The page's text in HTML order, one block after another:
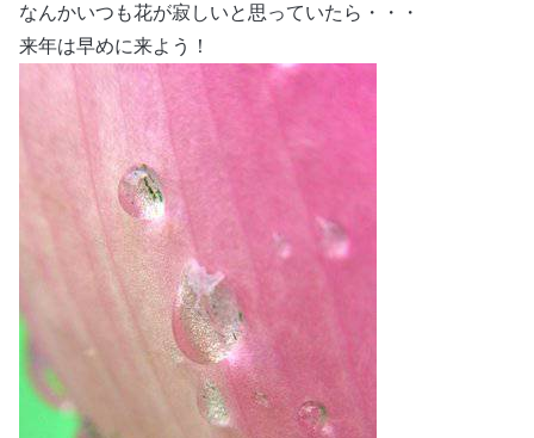
なんかいつも花が寂しいと思っていたら・・・
来年は早めに来よう！